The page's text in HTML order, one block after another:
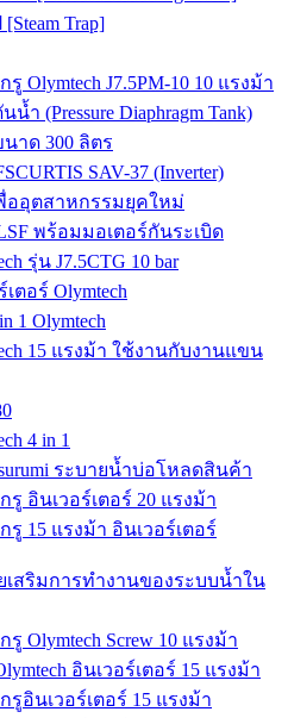
Trap]
Olymtech J7.5PM-10 10 แรงม้า
ำ (Pressure Diaphragm Tank)
นาด 300 ลิตร
SAV-37 (Inverter)
ออุตสาหกรรมยุคใหม่
พร้อมมอเตอร์กันระเบิด
รุ่น J7.5CTG 10 bar
ตอร์ Olymtech
1 Olymtech
15 แรงม้า ใช้งานกับงานแขน
4 in 1
ระบายน้ำบ่อโหลดสินค้า
อินเวอร์เตอร์ 20 แรงม้า
15 แรงม้า อินเวอร์เตอร์
สริมการทำงานของระบบน้ำใน
Olymtech Screw 10 แรงม้า
อินเวอร์เตอร์ 15 แรงม้า
อินเวอร์เตอร์ 15 แรงม้า